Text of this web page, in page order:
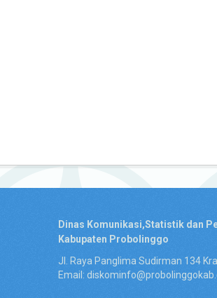
Dinas Komunikasi,Statistik dan
Kabupaten Probolinggo
Jl. Raya Panglima Sudirman 134
Email: